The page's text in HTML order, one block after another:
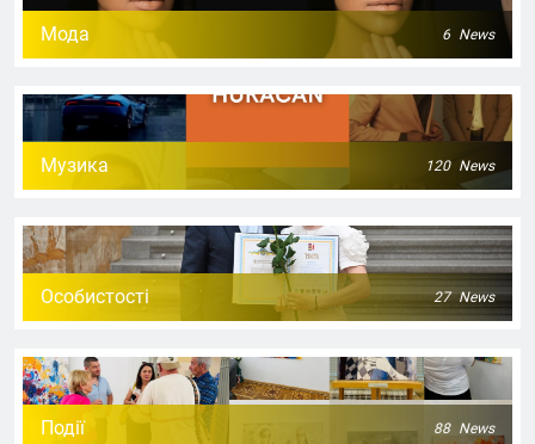
Мода 6 News
Музика 120 News
Особистості 27 News
Події 88 News